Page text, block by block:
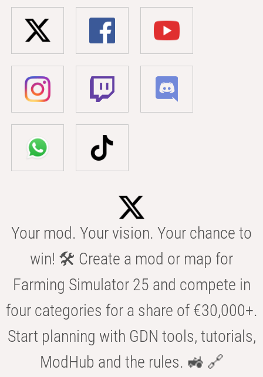
Your mod. Your vision. Your chance to
win! 🛠️ Create a mod or map for
Farming Simulator 25 and compete in
four categories for a share of €30,000+.
Start planning with GDN tools, tutorials,
ModHub and the rules. 🚜 🔗